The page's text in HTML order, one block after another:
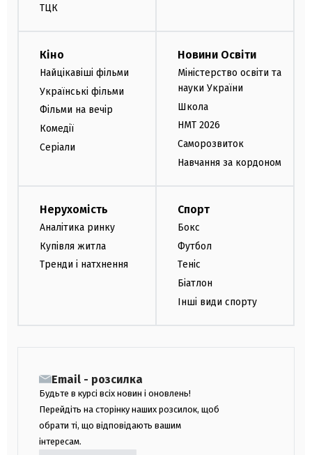
ТЦК
Кіно
Найцікавіші фільми
Українські фільми
Фільми на вечір
Комедії
Серіали
Новини Освіти
Міністерство освіти та
науки України
Школа
НМТ 2026
Саморозвиток
Навчання за кордоном
Нерухомість
Аналітика ринку
Купівля житла
Тренди і натхнення
Спорт
Бокс
Футбол
Теніс
Біатлон
Інші види спорту
Email - розсилка
Будьте в курсі всіх новин і оновлень!
Перейдіть на сторінку наших розсилок, щоб
обрати ті, що відповідають вашим
інтересам.